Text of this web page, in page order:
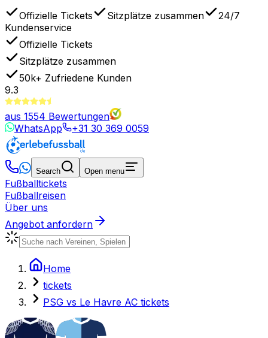
Offizielle Tickets Sitzplätze zusammen
24/7
Kundenservice
Offizielle Tickets
Sitzplätze zusammen
50k+ Zufriedene Kunden
9.3
aus 1554 Bewertungen
WhatsApp
+31 30 369 0059
Search Open menu
Fußballtickets
Fußballreisen
Über uns
Angebot anfordern
Home
tickets
PSG vs Le Havre AC tickets